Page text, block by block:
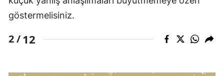
göstermelisiniz.
2 /12